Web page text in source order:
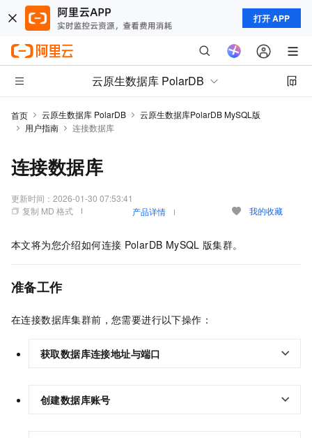
打开 APP
云原生数据库 PolarDB
首页 云原生数据库 PolarDB
云原生数据库PolarDB MySQL版
用户指南
连接数据库
连接数据库
更新时间： 2026-01-30 07:53:41
复制 MD 格式
产品详情 我的收藏
本文将为您介绍如何连接 PolarDB MySQL 版集群。
准备工作
在连接数据库集群前，您需要进行以下操作：
获取数据库连接地址与端口
创建数据库账号